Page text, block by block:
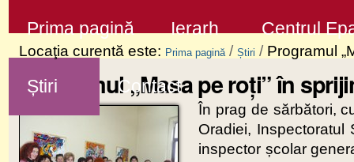
la
conţinut
Sari
la
Prima pagină Ierarh Centrul
Știri Contact
Locaţia curentă este: Prima pagină / Știri / Programul
Programul „Masa pe roți” în
În prag de sărbători,
Oradiei, Inspectoratul
inspector școlar